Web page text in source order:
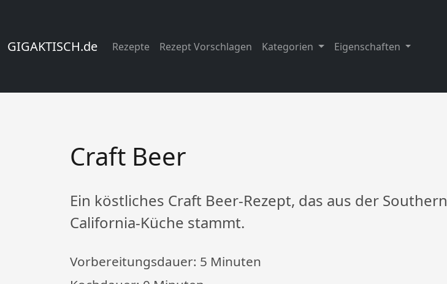
GIGAKTISCH.de Rezepte Rezept Vorschlagen Kategorien Eigenschaften
Craft Beer
Ein köstliches Craft Beer-Rezept, das aus der Southern
California-Küche stammt.
Vorbereitungsdauer: 5 Minuten